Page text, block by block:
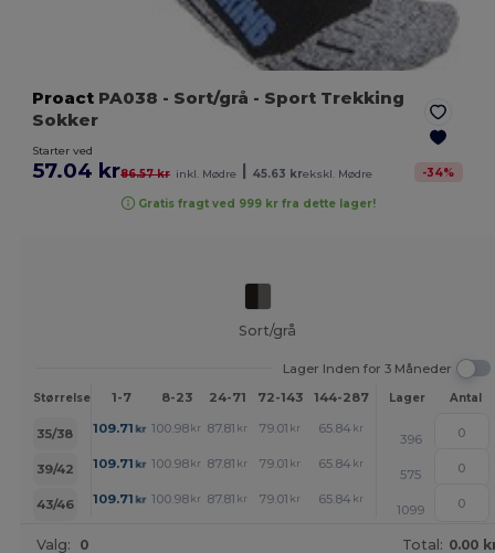
Proact PA038 - Sort/grå - Sport Trekking
Sokker
Starter ved
57.04 kr86.57 kr inkl. Mødre 45.63 krekskl. Mødre -34%
Gratis fragt ved 999 kr fra dette lager!
Sort/grå
Lager Inden for 3 Måneder
Størrelse 1-7 8-23 24-71 72-143 144-287 288 + Mere
Lager Antal
35/38 109.71 kr 100.98 kr 87.81 kr 79.01 kr 65.84 kr
396
39/42
109.71 kr 100.98 kr 87.81 kr 79.01 kr 65.84 kr
575
43/46
109.71 kr 100.98 kr 87.81 kr 79.01 kr 65.84 kr
1099
Valg: 0 Total: 0.00